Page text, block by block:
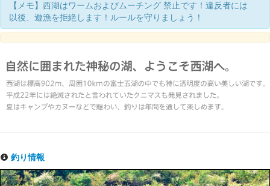
【メモ】西湖はワームおよびムーチング 禁止です！違反者には
以後、遊漁を拒絶します！ルールを守りましょう！
釣り情報